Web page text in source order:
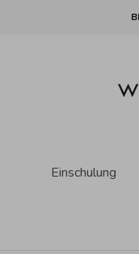
Einschulung